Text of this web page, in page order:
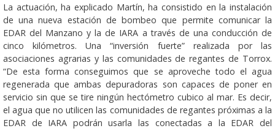
La actuación, ha explicado Martín, ha consistido en la instalación
de una nueva estación de bombeo que permite comunicar la
EDAR del Manzano y la de IARA a través de una conducción de
cinco kilómetros. Una “inversión fuerte” realizada por las
asociaciones agrarias y las comunidades de regantes de Torrox.
“De esta forma conseguimos que se aproveche todo el agua
regenerada que ambas depuradoras son capaces de poner en
servicio sin que se tire ningún hectómetro cubico al mar. Es decir,
el agua que no utilicen las comunidades de regantes próximas a la
EDAR de IARA podrán usarla las conectadas a la EDAR del